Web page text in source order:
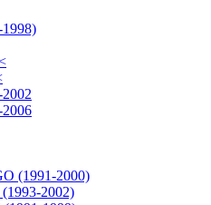
(1991-2000)
2002)